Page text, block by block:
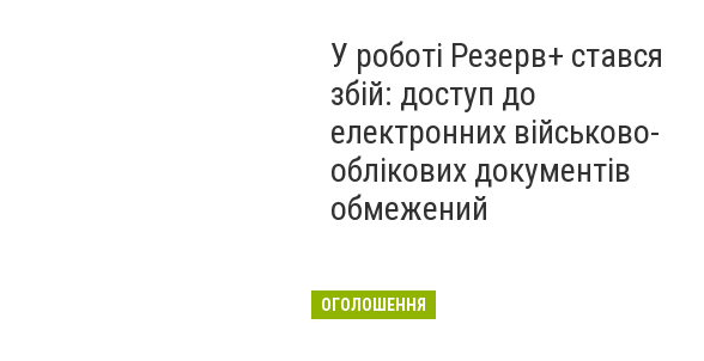
У роботі Резерв+ стався
збій: доступ до
електронних військово-
облікових документів
обмежений
ОГОЛОШЕННЯ